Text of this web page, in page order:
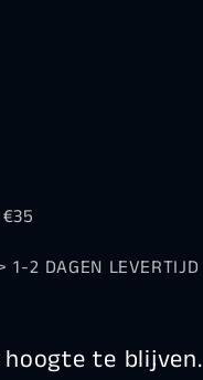
1-2 DAGEN LEVERTIJD
hoogte te blijven.